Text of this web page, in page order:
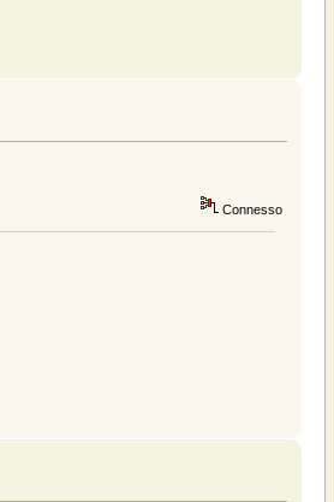
Connesso